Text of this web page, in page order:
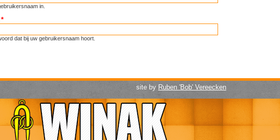
in.
*
dat bij uw gebruikersnaam hoort.
site by Ruben 'Bob' Vereecken